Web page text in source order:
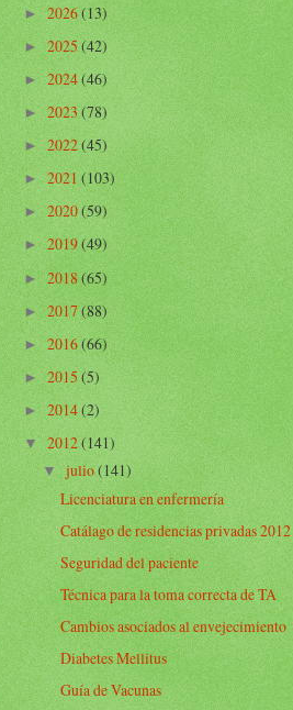
►2026(13)
►2025(42)
►2024(46)
►2023(78)
►2022(45)
►2021(103)
►2020(59)
►2019(49)
►2018(65)
►2017(88)
►2016(66)
►2015(5)
►2014(2)
▼2012(141)
▼julio(141)
Licenciatura en enfermería
Catálago de residencias privadas 2012
Seguridad del paciente
Técnica para la toma correcta de TA
Cambios asociados al envejecimiento
Diabetes Mellitus
Guía de Vacunas